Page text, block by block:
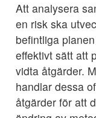
Att analysera
en risk ska
befintliga
effektivt sätt att
vidta åtgärder.
handlar dessa
åtgärder för att